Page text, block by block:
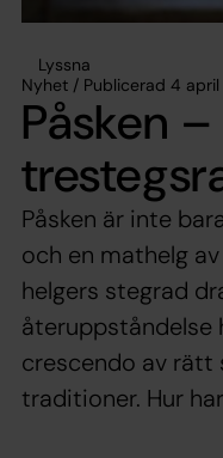
Lyssna
Nyhet / Publicerad 4
Påsken
Påsken är inte
och en mathelg
helgers stegrad
crescendo av rätt
traditioner. Hur